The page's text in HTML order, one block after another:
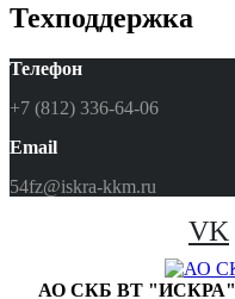
Техподдержка
Телефон
+7 (812) 336-64-06
Email
54fz@iskra-kkm.ru
VK
АО СКБ ВТ "ИСКРА"